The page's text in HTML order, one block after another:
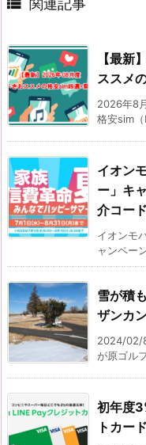
 関連記事
【最
ススメ
2026年8
格安sim
イオン
ー」キ
介コー
イオンモ
ャンペー
雪が積
ザンカ
2024/02/
が原ゴル
初年度
トカー